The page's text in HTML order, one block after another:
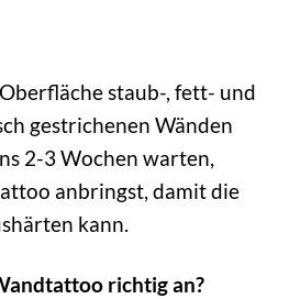
staub-, fett- und
gestrichenen Wänden
2-3 Wochen warten,
anbringst, damit die
kann.
richtig an?